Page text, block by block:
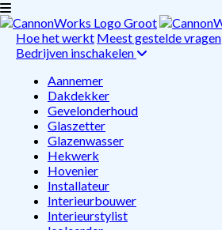
Hoe het werkt Meest gestelde vragen
Bedrijven inschakelen
Aannemer
Dakdekker
Gevelonderhoud
Glaszetter
Glazenwasser
Hekwerk
Hovenier
Installateur
Interieurbouwer
Interieurstylist